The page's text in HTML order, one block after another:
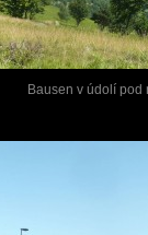
Bausen v údolí pod